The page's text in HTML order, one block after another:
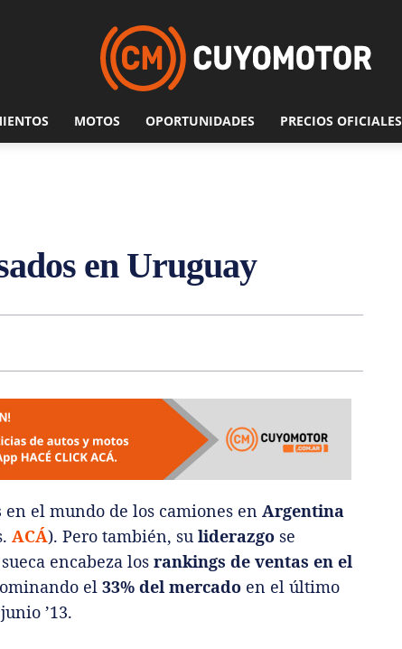
MOTOS OPORTUNIDADES PRECIOS OFICIALES
en Uruguay
en el mundo de los camiones en Argentina
ACÁ). Pero también, su liderazgo se
encabeza los rankings de ventas en el
el 33% del mercado en el último
’13.